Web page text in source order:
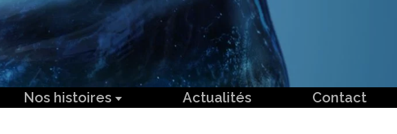
Nos histoires Actualités Contact